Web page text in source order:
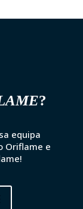
?
equipa
Oriflame e